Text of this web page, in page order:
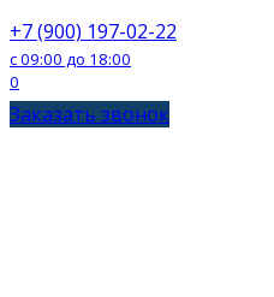
+7 (900) 197-02-22
с 09:00 до 18:00
0
Заказать звонок